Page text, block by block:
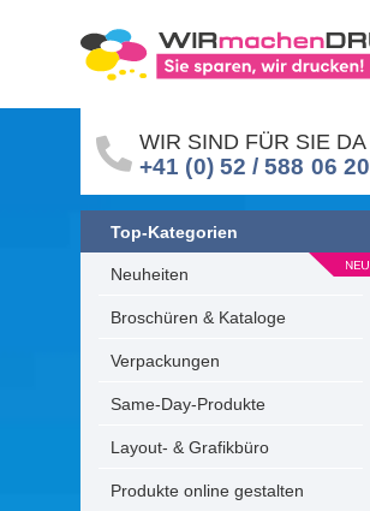
WIR SIND FÜR SIE DA
+41 (0) 52 / 588 06 20
Top-Kategorien
Neuheiten
Broschüren & Kataloge
Verpackungen
Same-Day-Produkte
Layout- & Grafikbüro
Produkte online gestalten